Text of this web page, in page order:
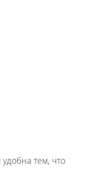
тем, что